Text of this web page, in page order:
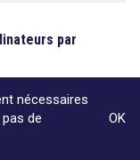
par
nécessaires
de
OK